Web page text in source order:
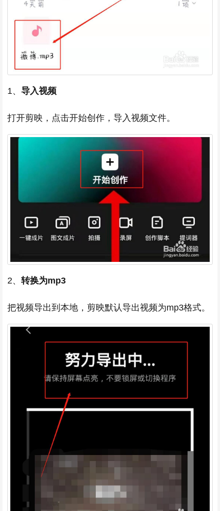
1、 导入视频
打开剪映，点击开始创作，导入视频文件。
2、 转换为mp3
把视频导出到本地，剪映默认导出视频为mp3格式。